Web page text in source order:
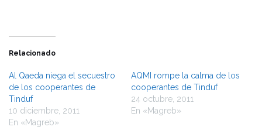
Relacionado
Al Qaeda niega el secuestro
de los cooperantes de
Tinduf
10 diciembre, 2011
En «Magreb»
AQMI rompe la calma de los
cooperantes de Tinduf
24 octubre, 2011
En «Magreb»